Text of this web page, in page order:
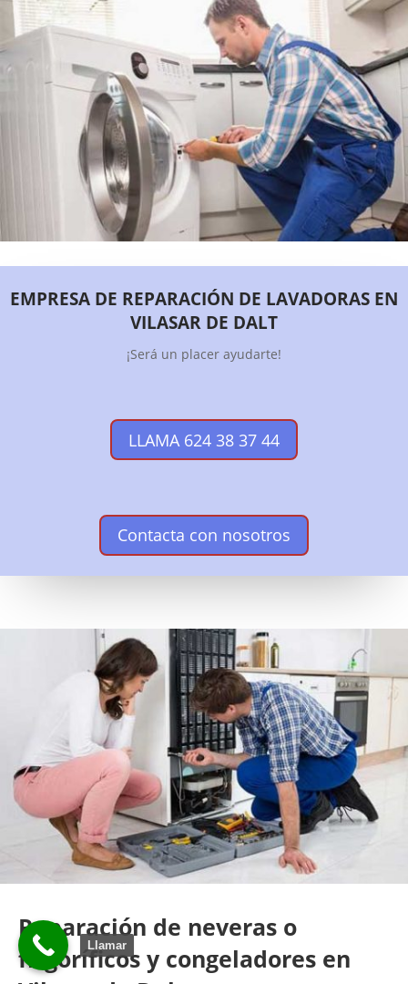
EMPRESA DE REPARACIÓN DE LAVADORAS EN
VILASAR DE DALT
¡Será un placer ayudarte!
LLAMA 624 38 37 44
Contacta con nosotros
Reparación de neveras o
frigoríficos y congeladores en
Llamar